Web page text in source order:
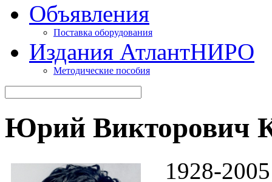
Объявления
Поставка оборудования
Издания АтлантНИРО
Методические пособия
Юрий Викторович
1928-2005